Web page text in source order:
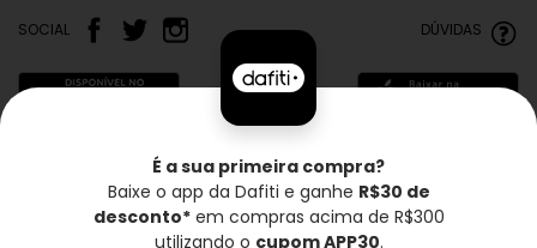
SOCIAL DÚVIDAS
Frete grátis* Troca grátis Entrega rápida
É a sua primeira compra?
Baixe o app da Dafiti e ganhe R$30 de
desconto*em compras acima de R$300
utilizando o cupom APP30.